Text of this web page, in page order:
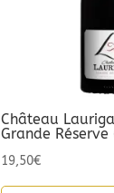
Château
Grande
19,50€